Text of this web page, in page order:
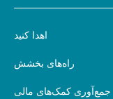
اهدا کنید
راه‌های بخشش
جمع‌آوری کمک‌های مالی